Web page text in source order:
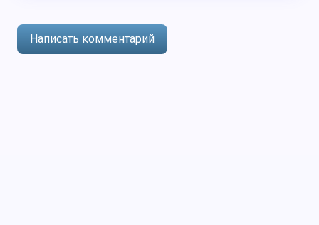
Написать комментарий